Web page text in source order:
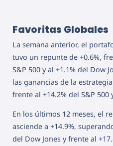
Favoritas Globales
La semana anterior, el
tuvo un repunte de +0.6%,
S&P 500 y al +1.1% del Dow
las ganancias de la
frente al +14.2% del S&P 500
En los últimos 12 meses, el
asciende a +14.9%,
del Dow Jones y frente al